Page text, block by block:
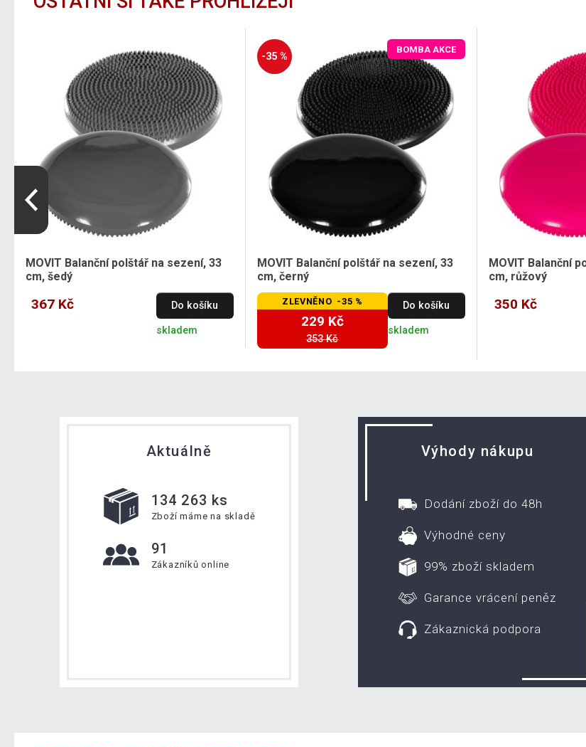
MOVIT Balanční polštář na sezení, 33
cm, šedý
367 Kč Do košíku
skladem
-35 %
BOMBA AKCE
MOVIT Balanční polštář na sezení, 33
cm, černý
ZLEVNĚNO -35 %
229 Kč
353 Kč
Do košíku
skladem
MOVIT Balanční
cm, růžový
350 Kč
Aktuálně
134 263 ks
Zboží máme na skladě
91
Zákazníků online
Výhody nákupu
Dodání zboží do 48h
Výhodné ceny
99% zboží skladem
Garance vrácení peněz
Zákaznická podpora